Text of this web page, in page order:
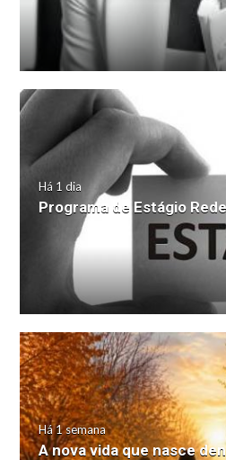
Há 1 dia
Programa de Estágio
Há 1 semana
A nova vida que nasce